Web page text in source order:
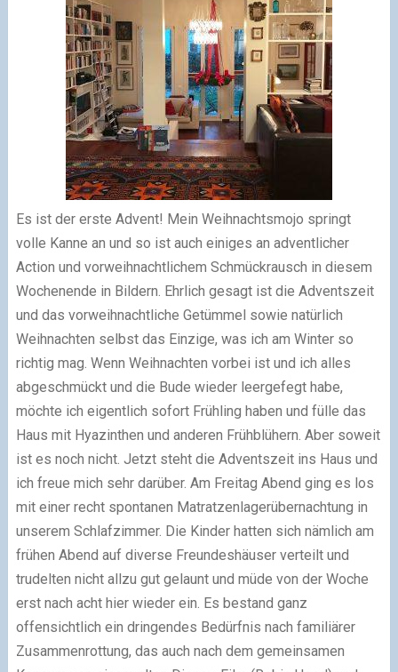
Es ist der erste Advent! Mein Weihnachtsmojo springt
volle Kanne an und so ist auch einiges an adventlicher
Action und vorweihnachtlichem Schmückrausch in diesem
Wochenende in Bildern. Ehrlich gesagt ist die Adventszeit
und das vorweihnachtliche Getümmel sowie natürlich
Weihnachten selbst das Einzige, was ich am Winter so
richtig mag. Wenn Weihnachten vorbei ist und ich alles
abgeschmückt und die Bude wieder leergefegt habe,
möchte ich eigentlich sofort Frühling haben und fülle das
Haus mit Hyazinthen und anderen Frühblühern. Aber soweit
ist es noch nicht. Jetzt steht die Adventszeit ins Haus und
ich freue mich sehr darüber. Am Freitag Abend ging es los
mit einer recht spontanen Matratzenlagerübernachtung in
unserem Schlafzimmer. Die Kinder hatten sich nämlich am
frühen Abend auf diverse Freundeshäuser verteilt und
trudelten nicht allzu gut gelaunt und müde von der Woche
erst nach acht hier wieder ein. Es bestand ganz
offensichtlich ein dringendes Bedürfnis nach familiärer
Zusammenrottung, das auch nach dem gemeinsamen